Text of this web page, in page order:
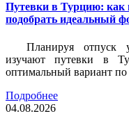
Путевки в Турцию:
подобрать идеальный
Планируя отпуск
изучают путевки в
оптимальный вариант
Подробнее
04.08.2026